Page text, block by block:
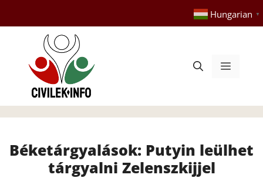
tartalomba
Hungarian ▼
Menü
Béketárgyalások: Putyin leülhet
tárgyalni Zelenszkijjel